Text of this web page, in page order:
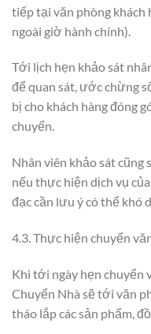
tiếp tại văn phòng khách
ngoài giờ hành chính).
Tới lịch hẹn khảo sát
để quan sát, ước chừng
bị cho khách hàng đóng
chuyển.
Nhân viên khảo sát cũng
nếu thực hiện dịch vụ
đạc cần lưu ý có thể khó
4.3. Thực hiện chuyển
Khi tới ngày hẹn chuyển
Chuyển Nhà sẽ tới văn
tháo lắp các sản phẩm, đồ